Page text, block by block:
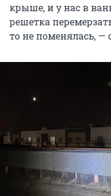
крыше, и у нас в
решетка
то не поменялась, —